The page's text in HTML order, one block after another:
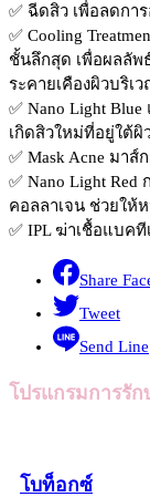
✅ ฉีดสิว เพื่อลดกา
✅ Cooling
ชั้นลึกสุด เพื่อผลลัพ
ระคายเคืองผิวบริเ
✅ Nano Light
เกิดสิวใหม่ที่อยู่ใต้ผิ
✅ Mask Acne มา
✅ Nano Light Red
คอลลาเจน ช่วยให้
✅ IPL ฆ่าเชื้อแบคทีเ
Share
Tweet
Send Line
โปรแกรมการรั
โบท็อกซ์